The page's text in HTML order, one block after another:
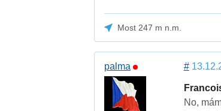
Most 247 m n.m.
palma #
No,